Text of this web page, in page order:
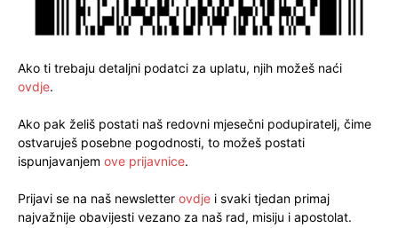
Ako ti trebaju detaljni podatci za uplatu, njih možeš naći
ovdje.
Ako pak želiš postati naš redovni mjesečni podupiratelj, čime
ostvaruješ posebne pogodnosti, to možeš postati
ispunjavanjem ove prijavnice.
Prijavi se na naš newsletter ovdje i svaki tjedan primaj
najvažnije obavijesti vezano za naš rad, misiju i apostolat.